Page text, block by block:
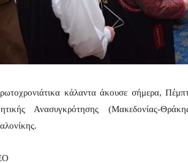
κάλαντα άκουσε σήμερα,
Ανασυγκρότησης (Μακεδονίας-